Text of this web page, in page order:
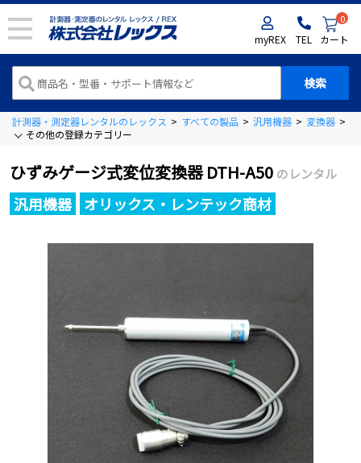
myREX TEL
0
カート
計測器・測定器レンタルのレックス > すべての製品 > 汎用機器 > 変換器 >
その他の登録カテゴリー
ひずみゲージ式変位変換器 DTH-A50 のレンタル
汎用機器 オリックス・レンテック商材